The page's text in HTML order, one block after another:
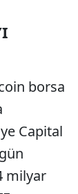
borsa
Capital
milyar